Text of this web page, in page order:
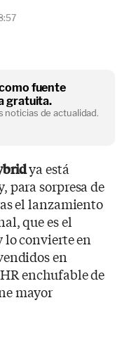
fuente
gratuita.
de actualidad.
ya está
para sorpresa de
el lanzamiento
que es el
lo convierte en
en
enchufable de
mayor